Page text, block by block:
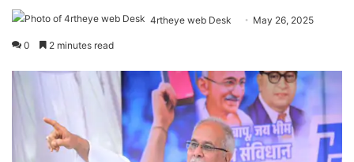
4rtheye web Desk May 26, 2025
0 2 minutes read